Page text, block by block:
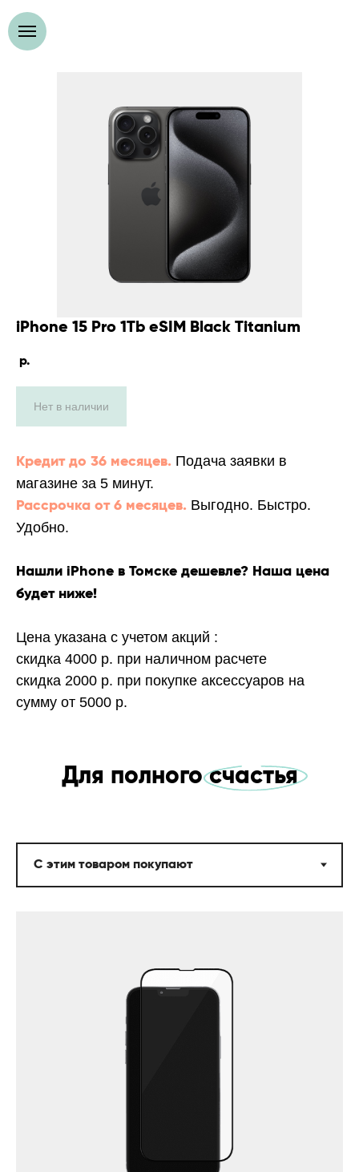
iPhone 15 Pro 1Tb eSIM Black Titanium
р.
Нет в наличии
Кредит до 36 месяцев. Подача заявки в
магазине за 5 минут.
Рассрочка от 6 месяцев. Выгодно. Быстро.
Удобно.
Нашли iPhone в Томске дешевле? Наша цена
будет ниже!
Цена указана с учетом акций :
скидка 4000 р. при наличном расчете
скидка 2000 р. при покупке аксессуаров на
сумму от 5000 р.
Для полного счастья